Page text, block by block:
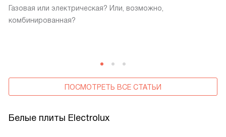
Газовая или электрическая? Или, возможно,
комбинированная?
ПОСМОТРЕТЬ ВСЕ СТАТЬИ
Белые плиты Electrolux